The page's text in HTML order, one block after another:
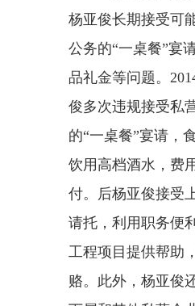
杨亚俊长期接受可
公务的“一桌餐”宴
品礼金等问题。
俊多次违规接受私
的“一桌餐”宴请，
饮用高档酒水，费
付。后杨亚俊接受
请托，利用职务便
工程项目提供帮助
赂。此外，杨亚俊